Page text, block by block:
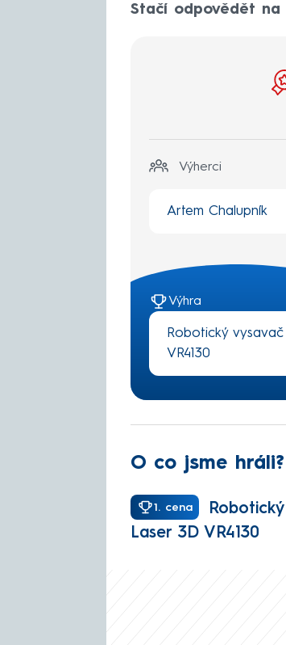
Stačí odpovědět
Výherci
Artem Chalupník
Výhra
Robotický
VR4130
O co jsme hráli?
1. cena
Laser 3D VR4130